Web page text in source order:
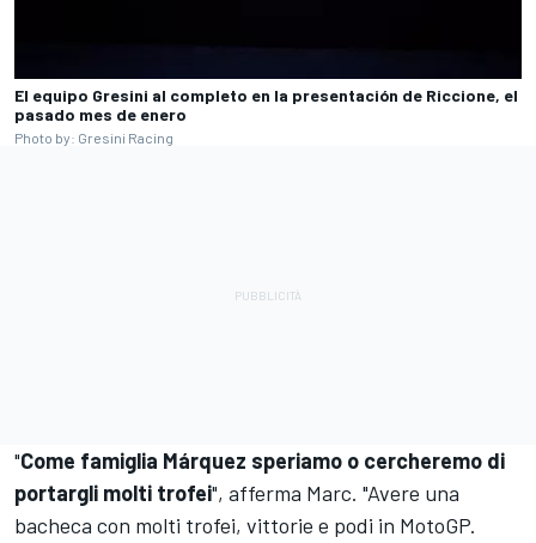
El equipo Gresini al completo en la presentación de Riccione, el
pasado mes de enero
Photo by: Gresini Racing
"Come famiglia Márquez speriamo o cercheremo di
portargli molti trofei", afferma Marc. "Avere una
bacheca con molti trofei, vittorie e podi in MotoGP.